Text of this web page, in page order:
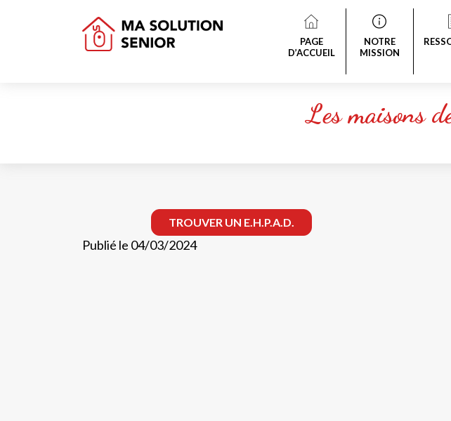
PAGE
D’ACCUEIL
NOTRE
MISSION
Les maisons
TROUVER UN E.H.P.A.D.
Publié le 04/03/2024